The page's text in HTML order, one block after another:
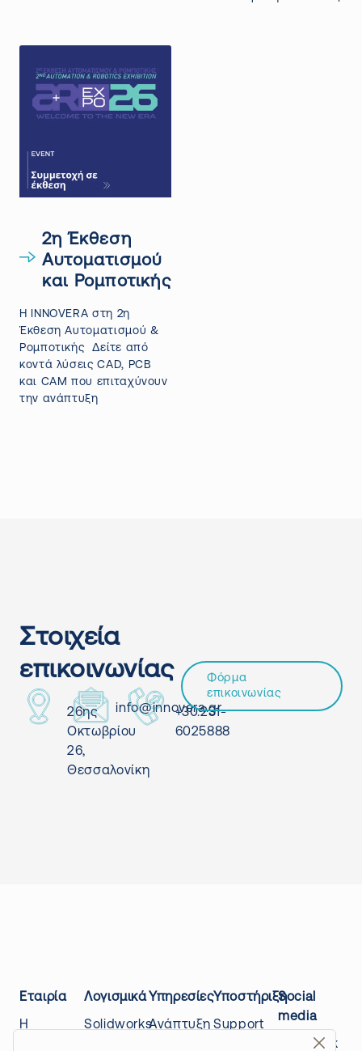
2η Έκθεση
Αυτοματισμού
και Ρομποτικής
Η INNOVERA στη 2η
Έκθεση Αυτοματισμού &
Ρομποτικής Δείτε από
κοντά λύσεις CAD, PCB
και CAM που επιταχύνουν
την ανάπτυξη
Στοιχεία
επικοινωνίας
26ης
Οκτωβρίου
26,
Θεσσαλονίκη
info@innovera.gr
+30.231-
6025888
Φόρμα
επικοινωνίας
Εταιρία
Η
Λογισμικά
Solidworks
Υπηρεσίες
Ανάπτυξη
Υποστήριξη
Support
Social
media
Facebook